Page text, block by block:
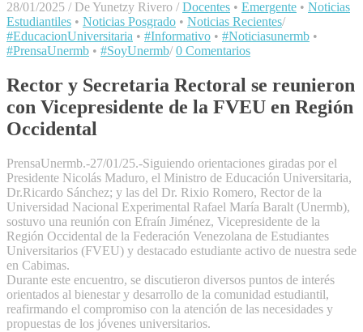
28/01/2025 / De Yunetzy Rivero / Docentes • Emergente • Noticias
Estudiantiles • Noticias Posgrado • Noticias Recientes/
#EducacionUniversitaria • #Informativo • #Noticiasunermb •
#PrensaUnermb • #SoyUnermb/ 0 Comentarios
Rector y Secretaria Rectoral se reunieron
con Vicepresidente de la FVEU en Región
Occidental
PrensaUnermb.-27/01/25.-Siguiendo orientaciones giradas por el
Presidente Nicolás Maduro, el Ministro de Educación Universitaria,
Dr.Ricardo Sánchez; y las del Dr. Rixio Romero, Rector de la
Universidad Nacional Experimental Rafael María Baralt (Unermb),
sostuvo una reunión con Efraín Jiménez, Vicepresidente de la
Región Occidental de la Federación Venezolana de Estudiantes
Universitarios (FVEU) y destacado estudiante activo de nuestra sede
en Cabimas.
Durante este encuentro, se discutieron diversos puntos de interés
orientados al bienestar y desarrollo de la comunidad estudiantil,
reafirmando el compromiso con la atención de las necesidades y
propuestas de los jóvenes universitarios.